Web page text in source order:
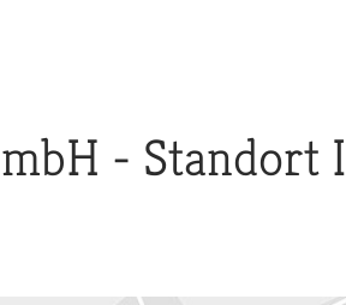
- Standort I